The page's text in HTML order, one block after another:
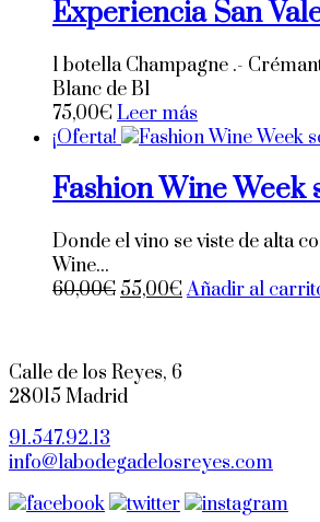
era:
120,00€.
es:
95,00€.
Experiencia San
1 botella Champagne .-
Blanc de Bl
75,00€ Leer más
¡Oferta!
Fashion Wine Week
Donde el vino se viste de alta
Wine...
60,00€ El
era:
60,00€.
55,00€El
Añadir al
Calle de los Reyes, 6
28015 Madrid
91.547.92.13
info@labodegadelosreyes.com